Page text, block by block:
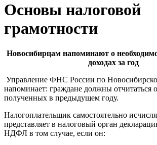
Основы налоговой
грамотности
Новосибирцам напоминают о
доходах за год
Управление ФНС России по
напоминает: граждане должны отчитаться
полученных в предыдущем году.
Налогоплательщик самостоятельно
представляет в налоговый орган
НДФЛ в том случае, если он: